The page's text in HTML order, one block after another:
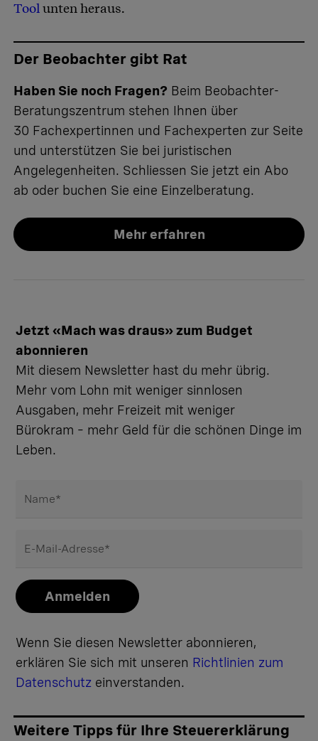
Tool unten heraus.
Der Beobachter gibt Rat
Haben Sie noch Fragen? Beim Beobachter-
Beratungszentrum stehen Ihnen über
30 Fachexpertinnen und Fachexperten zur Seite
und unterstützen Sie bei juristischen
Angelegenheiten. Schliessen Sie jetzt ein Abo
ab oder buchen Sie eine Einzelberatung.
Mehr erfahren
Jetzt «Mach was draus» zum Budget
abonnieren
Mit diesem Newsletter hast du mehr übrig.
Mehr vom Lohn mit weniger sinnlosen
Ausgaben, mehr Freizeit mit weniger
Bürokram – mehr Geld für die schönen Dinge im
Leben.
Name*
E-Mail-Adresse*
Anmelden
Wenn Sie diesen Newsletter abonnieren,
erklären Sie sich mit unseren Richtlinien zum
Datenschutz einverstanden.
Weitere Tipps für Ihre Steuererklärung